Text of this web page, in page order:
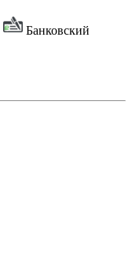
Банковский